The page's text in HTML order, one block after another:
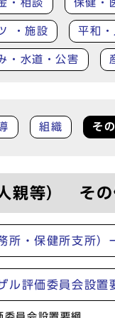
・相談 保健・
・施設 平和
・水道・公害
組織 そ
親等） その
所・保健所支所）
ル評価委員会設置